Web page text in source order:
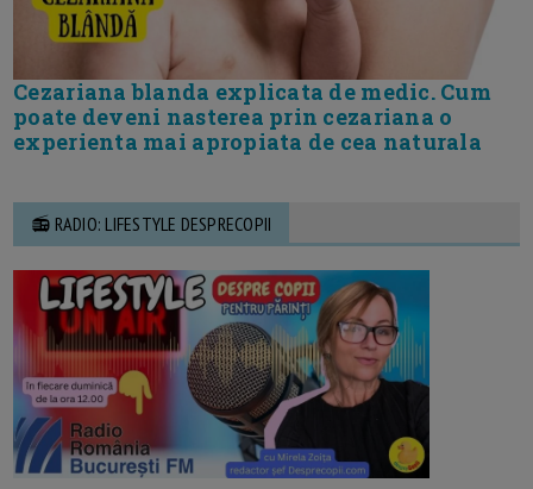
Cezariana blanda explicata de medic. Cum
poate deveni nasterea prin cezariana o
experienta mai apropiata de cea naturala
📻 RADIO: LIFESTYLE DESPRECOPII